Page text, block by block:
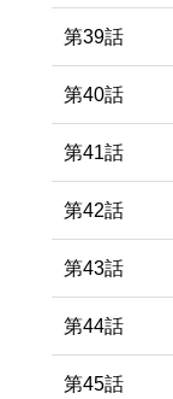
第39話
第40話
第41話
第42話
第43話
第44話
第45話